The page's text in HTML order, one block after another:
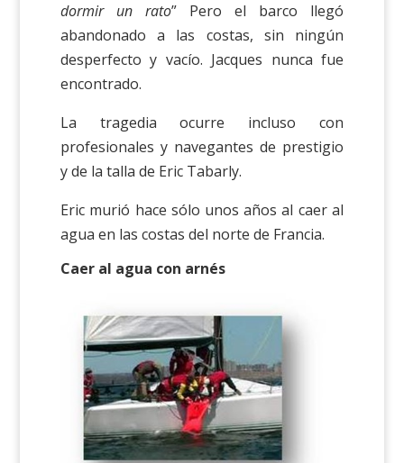
dormir un rato” Pero el barco llegó
abandonado a las costas, sin ningún
desperfecto y vacío. Jacques nunca fue
encontrado.
La tragedia ocurre incluso con
profesionales y navegantes de prestigio
y de la talla de Eric Tabarly.
Eric murió hace sólo unos años al caer al
agua en las costas del norte de Francia.
Caer al agua con arnés